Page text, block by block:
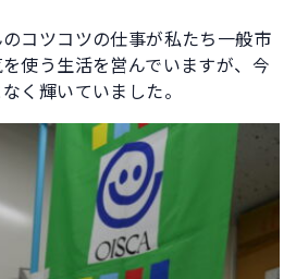
コツコツの仕事が私たち一般市
使う生活を営んでいますが、今
く輝いていました。